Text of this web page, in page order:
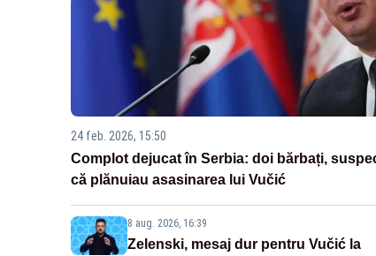
24 feb. 2026, 15:50
Complot dejucat în Serbia: doi bărbați,
că plănuiau asasinarea lui Vučić
8 aug. 2026, 16:39
Zelenski, mesaj dur pentru Vučić la